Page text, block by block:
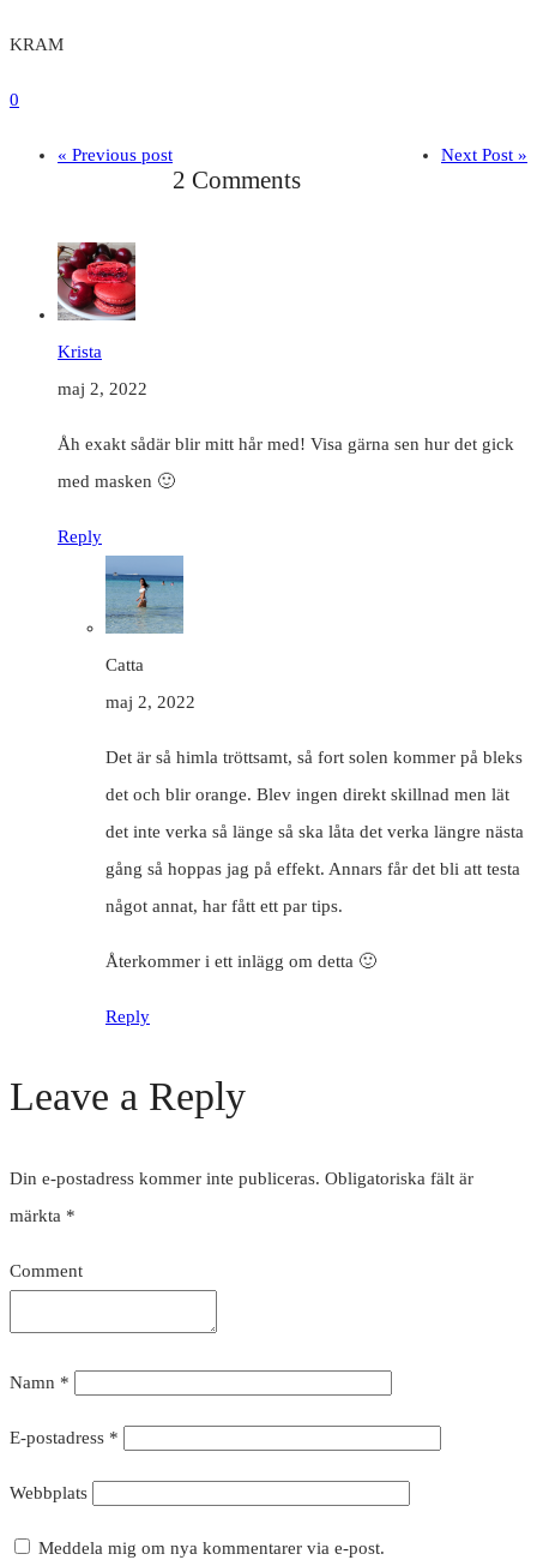
KRAM
0
« Previous post Next Post »
2 Comments
Krista
maj 2, 2022
Åh exakt sådär blir mitt hår med! Visa gärna sen hur det gick
med masken 🙂
Reply
Catta
maj 2, 2022
Det är så himla tröttsamt, så fort solen kommer på bleks
det och blir orange. Blev ingen direkt skillnad men lät
det inte verka så länge så ska låta det verka längre nästa
gång så hoppas jag på effekt. Annars får det bli att testa
något annat, har fått ett par tips.
Återkommer i ett inlägg om detta 🙂
Reply
Leave a Reply
Din e-postadress kommer inte publiceras. Obligatoriska fält är
märkta *
Comment
Namn *
E-postadress *
Webbplats
Meddela mig om nya kommentarer via e-post.